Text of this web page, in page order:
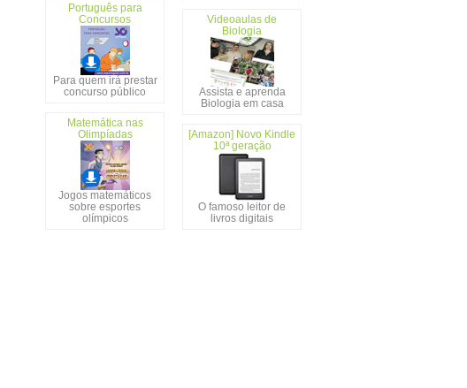
Português para
Concursos
Para quem irá prestar
concurso público
Videoaulas de
Biologia
Assista e aprenda
Biologia em casa
Matemática nas
Olimpíadas
Jogos matemáticos
sobre esportes
olímpicos
[Amazon] Novo Kindle
10ª geração
O famoso leitor de
livros digitais